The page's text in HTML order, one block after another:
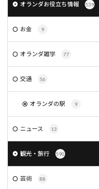
オランダお役立ち情報 539
お金 9
オランダ雑学 77
交通 56
オランダの駅 9
ニュース 13
観光・旅行 590
芸術 88